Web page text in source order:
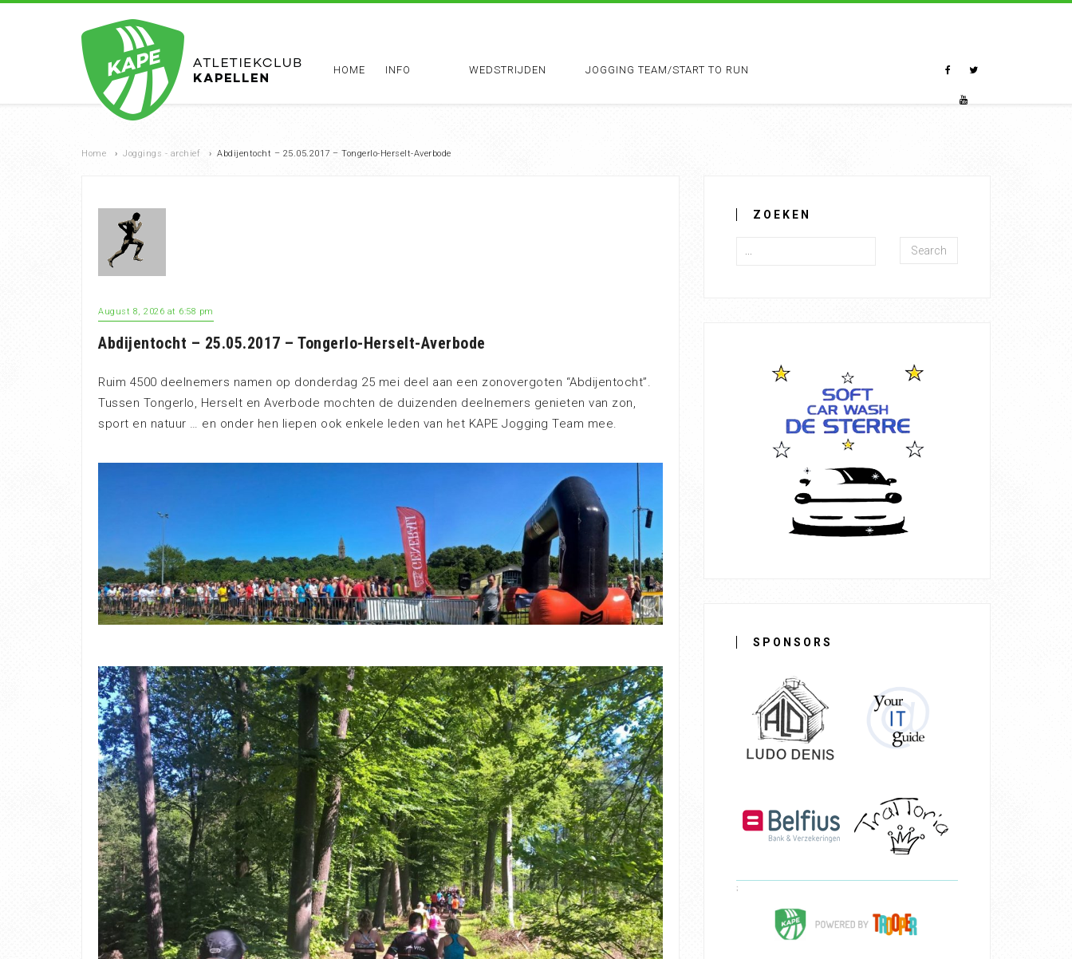
HOME INFO WEDSTRIJDEN JOGGING TEAM/START TO RUN
Home › Joggings - archief › Abdijentocht – 25.05.2017 – Tongerlo-Herselt-Averbode
August 8, 2026 at 6:58 pm
Abdijentocht – 25.05.2017 – Tongerlo-Herselt-Averbode
Ruim 4500 deelnemers namen op donderdag 25 mei deel aan een zonovergoten “Abdijentocht”.
Tussen Tongerlo, Herselt en Averbode mochten de duizenden deelnemers genieten van zon,
sport en natuur … en onder hen liepen ook enkele leden van het KAPE Jogging Team mee.
ZOEKEN
Search
SPONSORS